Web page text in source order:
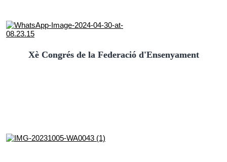
Xè Congrés de la Federació d'Ensenyament